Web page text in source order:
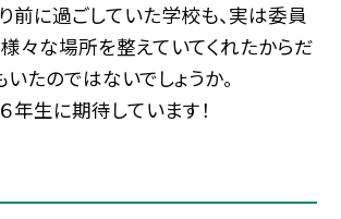
前に過ごしていた学校も、実は委員
々な場所を整えていてくれたからだ
たのではないでしょうか。
年生に期待しています！